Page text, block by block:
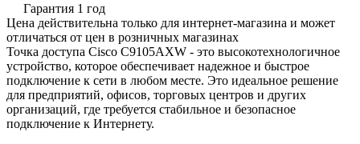
Гарантия 1 год
Цена действительна только для интернет-магазина и может
отличаться от цен в розничных магазинах
Точка доступа Cisco C9105AXW - это высокотехнологичное
устройство, которое обеспечивает надежное и быстрое
подключение к сети в любом месте. Это идеальное решение
для предприятий, офисов, торговых центров и других
организаций, где требуется стабильное и безопасное
подключение к Интернету.